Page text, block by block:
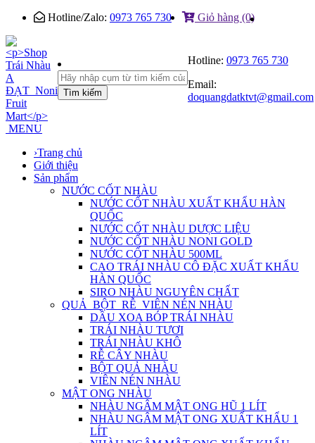
Hotline/Zalo: 0973 765 730 Giỏ hàng (0)
Tìm kiếm
Hotline: 0973 765 730
Email:
doquangdatktvt@gmail.com
MENU
›Trang chủ
Giới thiệu
Sản phẩm
NƯỚC CỐT NHÀU
NƯỚC CỐT NHÀU XUẤT KHẨU HÀN
QUỐC
NƯỚC CỐT NHÀU DƯỢC LIỆU
NƯỚC CỐT NHÀU NONI GOLD
NƯỚC CỐT NHÀU 500ML
CAO TRÁI NHÀU CÔ ĐẶC XUẤT KHẨU
HÀN QUỐC
SIRO NHÀU NGUYÊN CHẤT
QUẢ_BỘT_RỄ_VIÊN NÉN NHÀU
DẦU XOA BÓP TRÁI NHÀU
TRÁI NHÀU TƯƠI
TRÁI NHÀU KHÔ
RỄ CÂY NHÀU
BỘT QUẢ NHÀU
VIÊN NÉN NHÀU
MẬT ONG NHÀU
NHÀU NGÂM MẬT ONG HŨ 1 LÍT
NHÀU NGÂM MẬT ONG XUẤT KHẨU 1
LÍT